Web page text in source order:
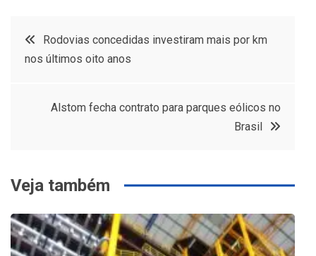
Navegação
Post
Rodovias concedidas investiram mais por km
nos últimos oito anos
Alstom fecha contrato para parques eólicos no
Brasil
Veja também